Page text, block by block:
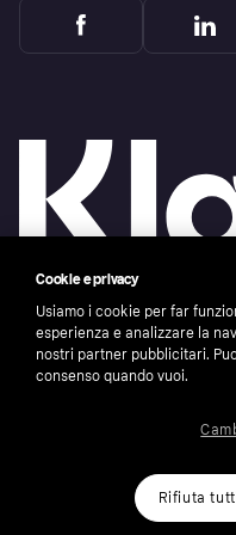
Copyright © 2005-2026 Klarna Bank
rights reserved. Klarna Bank AB
number: 556737-0431
Cookie e privacy
Usiamo i cookie per far
esperienza e analizzare la
nostri partner pubblicitari.
consenso quando vuoi.
Rifiuta